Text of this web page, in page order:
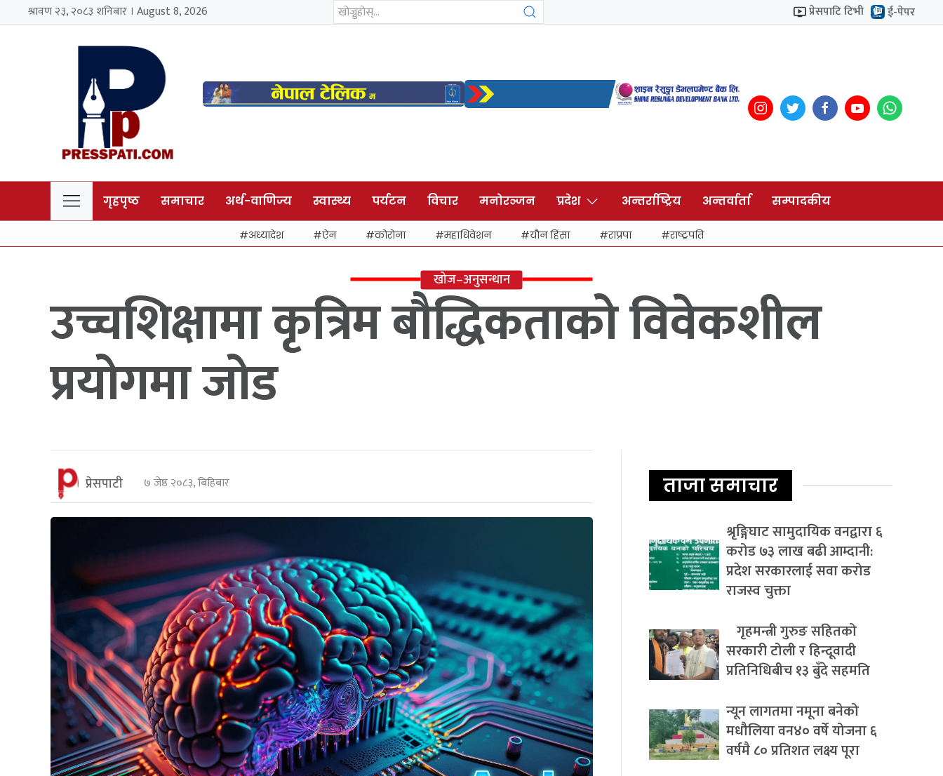
श्रावण २३, २०८३ शनिबार । August 8, 2026 प्रेसपाटि टिभी ई-पेपर
गृहपृष्ठ समाचार अर्थ-वाणिज्य स्वास्थ्य पर्यटन विचार मनोरञ्जन प्रदेश अन्तर्राष्ट्रिय अन्तर्वार्ता सम्पादकीय
अध्यादेश ऐन कोरोना महाधिवेशन यौन हिंसा राप्रपा राष्ट्रपति
खोज–अनुसन्धान
उच्चशिक्षामा कृत्रिम बौद्धिकताको विवेकशील
प्रयोगमा जोड
प्रेसपाटी ७ जेष्ठ २०८३, बिहिबार ताजा समाचार
श्रृङ्गिघाट सामुदायिक वनद्वारा ६
करोड ७३ लाख बढी आम्दानी:
प्रदेश सरकारलाई सवा करोड
राजस्व चुक्ता
गृहमन्त्री गुरुङ सहितको
सरकारी टोली र हिन्दूवादी
प्रतिनिधिबीच १३ बुँदे सहमति
न्यून लागतमा नमूना बनेको
मधौलिया वन४० वर्षे योजना ६
वर्षमै ८० प्रतिशत लक्ष्य पूरा